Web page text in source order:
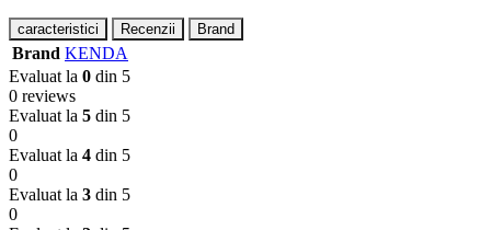
caracteristici Recenzii Brand
Brand KENDA
Evaluat la 0 din 5
0 reviews
Evaluat la 5 din 5
0
Evaluat la 4 din 5
0
Evaluat la 3 din 5
0